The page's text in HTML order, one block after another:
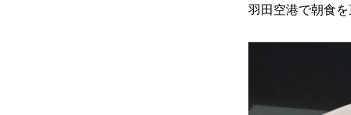
羽田空港で朝食